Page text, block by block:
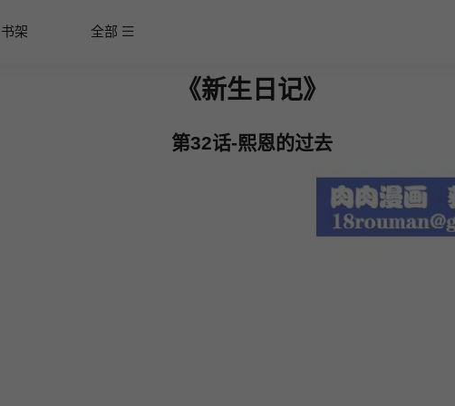
书架 全部
《新生日记》
第32话-熙恩的过去